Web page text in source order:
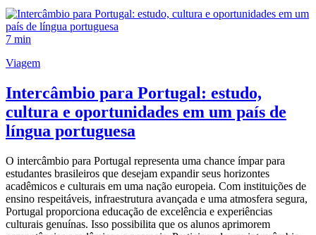
7 min
Viagem
Intercâmbio para Portugal: estudo,
cultura e oportunidades em um país de
língua portuguesa
O intercâmbio para Portugal representa uma chance ímpar para
estudantes brasileiros que desejam expandir seus horizontes
acadêmicos e culturais em uma nação europeia. Com instituições de
ensino respeitáveis, infraestrutura avançada e uma atmosfera segura,
Portugal proporciona educação de excelência e experiências
culturais genuínas. Isso possibilita que os alunos aprimorem